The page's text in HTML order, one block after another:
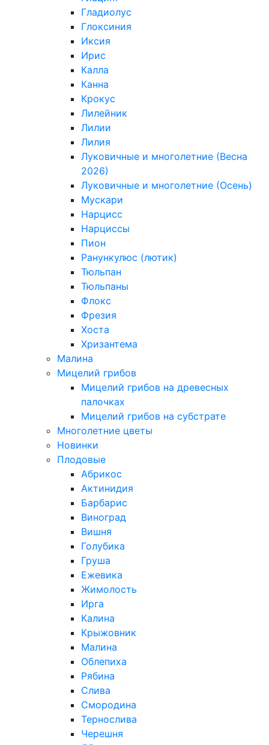
Гладиолус
Глоксиния
Иксия
Ирис
Калла
Канна
Крокус
Лилейник
Лилии
Лилия
Луковичные и многолетние (Весна
2026)
Луковичные и многолетние (Осень)
Мускари
Нарцисс
Нарциссы
Пион
Ранункулюс (лютик)
Тюльпан
Тюльпаны
Флокс
Фрезия
Хоста
Хризантема
Малина
Мицелий грибов
Мицелий грибов на древесных
палочках
Мицелий грибов на субстрате
Многолетние цветы
Новинки
Плодовые
Абрикос
Актинидия
Барбарис
Виноград
Вишня
Голубика
Груша
Ежевика
Жимолость
Ирга
Калина
Крыжовник
Малина
Облепиха
Рябина
Слива
Смородина
Тернослива
Черешня